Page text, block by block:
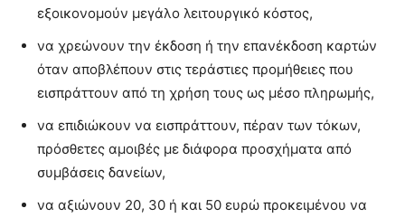
εξοικονομούν μεγάλο λειτουργικό κόστος,
να χρεώνουν την έκδοση ή την επανέκδοση καρτών
όταν αποβλέπουν στις τεράστιες προμήθειες που
εισπράττουν από τη χρήση τους ως μέσο πληρωμής,
να επιδιώκουν να εισπράττουν, πέραν των τόκων,
πρόσθετες αμοιβές με διάφορα προσχήματα από
συμβάσεις δανείων,
να αξιώνουν 20, 30 ή και 50 ευρώ προκειμένου να